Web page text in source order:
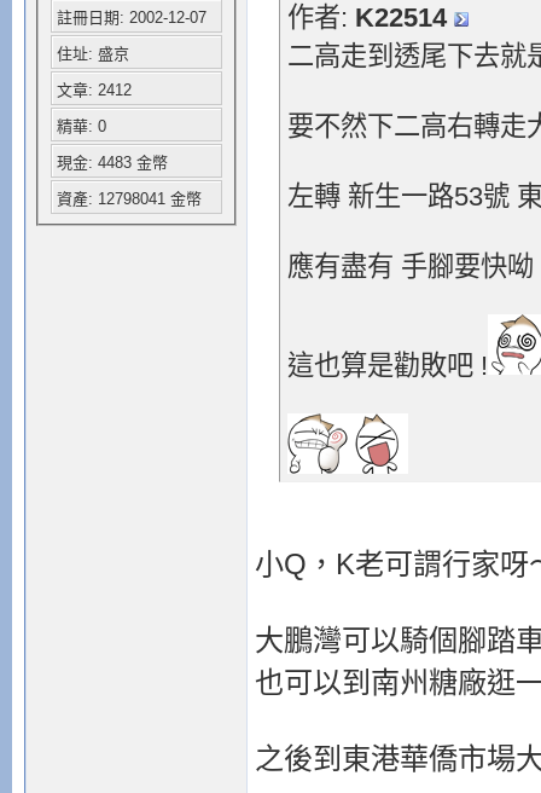
註冊日期: 2002-12-07
住址: 盛京
文章: 2412
精華: 0
現金: 4483 金幣
資產: 12798041 金幣
作者: K22514
二高走到透尾下去就
要不然下二高右轉走
左轉 新生一路53號
應有盡有 手腳要快呦
這也算是勸敗吧 !
小Q，K老可謂行家呀
大鵬灣可以騎個腳踏
也可以到南州糖廠逛
之後到東港華僑市場